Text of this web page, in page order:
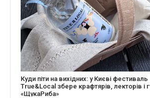
27 років музичної історії: Caribbean Club
відсвяткує День Народження серією
благодійних подій